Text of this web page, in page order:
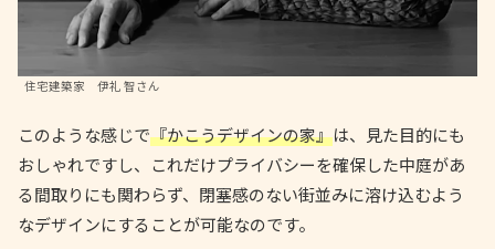
住宅建築家 伊礼 智さん
このような感じで『かこうデザインの家』は、見た目的にも
おしゃれですし、これだけプライバシーを確保した中庭があ
る間取りにも関わらず、閉塞感のない街並みに溶け込むよう
なデザインにすることが可能なのです。